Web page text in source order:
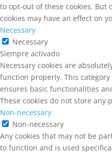
to opt-out of these cookies. But
cookies may have an effect on
Necessary
Necessary
Siempre activado
Necessary cookies are
function properly. This
ensures basic functionalities
These cookies do not store any
Non-necessary
Non-necessary
Any cookies that may not be
to function and is used